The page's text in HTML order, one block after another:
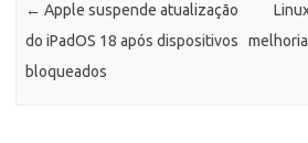
← Apple suspende atualização
do iPadOS 18 após dispositivos
bloqueados